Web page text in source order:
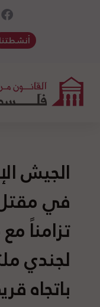
أنشطتنا
الجيش
في
تزامناً
لجندي
باتجاه